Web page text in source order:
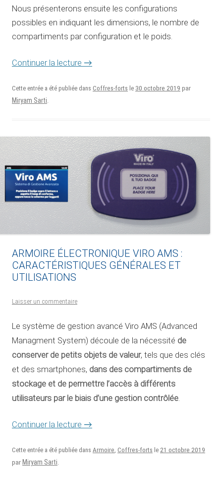
Nous présenterons ensuite les configurations
possibles en indiquant les dimensions, le nombre de
compartiments par configuration et le poids.
Continuer la lecture →
Cette entrée a été publiée dans Coffres-forts le 30 octobre 2019 par
Miryam Sarti
ARMOIRE ÉLECTRONIQUE VIRO AMS :
CARACTÉRISTIQUES GÉNÉRALES ET
UTILISATIONS
Laisser un commentaire
Le système de gestion avancé Viro AMS (Advanced
Managment System) découle de la nécessité de
conserver de petits objets de valeur, tels que des clés
et des smartphones, dans des compartiments de
stockage et de permettre l’accès à différents
utilisateurs par le biais d’une gestion contrôlée
Continuer la lecture →
Cette entrée a été publiée dans Armoire Coffres-forts le 21 octobre 2019
par Miryam Sarti